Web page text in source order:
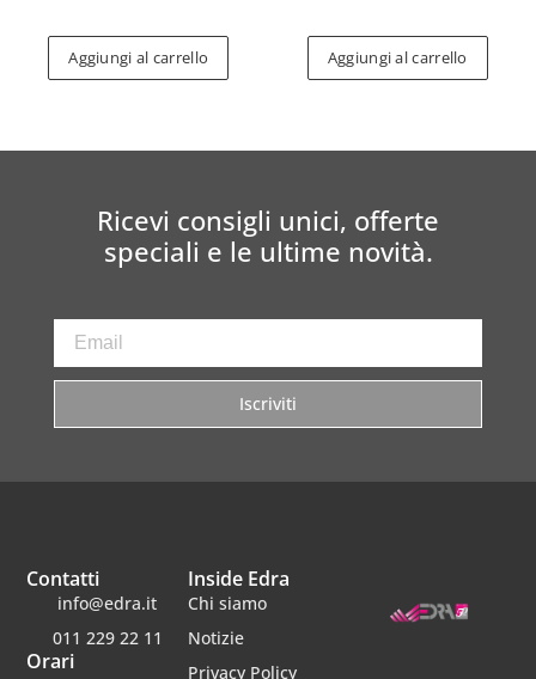
Aggiungi al carrello Aggiungi al carrello
Ricevi consigli unici, offerte
speciali e le ultime novità.
Iscriviti
Inside Edra
Chi siamo
Notizie
Privacy Policy
Contatti
info@edra.it
011 229 22 11
Orari